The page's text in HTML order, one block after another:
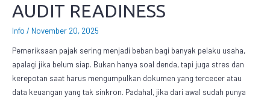
AUDIT READINESS
Info / November 20, 2025
Pemeriksaan pajak sering menjadi beban bagi banyak pelaku usaha,
apalagi jika belum siap. Bukan hanya soal denda, tapi juga stres dan
kerepotan saat harus mengumpulkan dokumen yang tercecer atau
data keuangan yang tak sinkron. Padahal, jika dari awal sudah punya